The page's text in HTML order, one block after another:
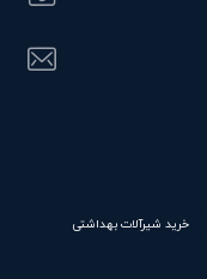
خرید شیرآلات بهداشتی